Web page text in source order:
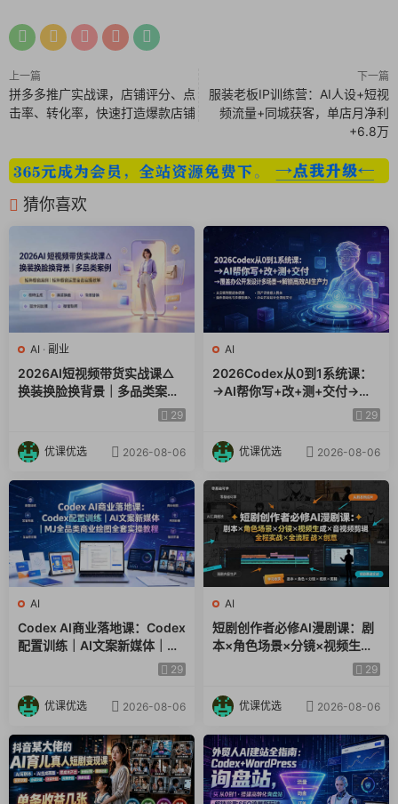
7.【实操课】批量生成图片-logo设计二.mp4
9.Coze的收费模式.mp4
10.全面了解Coze有哪些节点.mp4
11.如何申请阿里云百炼APIKEY.mp4
12.【实操课】搭建会议纪要工作流助手.mp4
13.深度了解大模型节点.mp4
14,如何写好提示词.mp4
15.【实操课】提取抖音视频文案并改写，存入飞书多维表
格.mp4
16.如何在Coze空间将工作流导入导出.mp4
17.深度了解知识库.mp4
18.【实操课】搭建电商A1客服-.mp4
19.【实操课】搭建电商AI客服二.mp4
20.AI视频生成都有哪些工具.mp4
21.【实操课】一键生成美女跳舞视频.mp4
22.【实操课】历史人物从小到大视频批量生成一.mp4
23.【实操课】历史人物从小到大视频批量合成加字幕二.mp4
24.初步了解剪映小助手.mp4
上一篇
拼多多推广实战课，店铺评分、点
击率、转化率，快速打造爆款店铺
下一篇
服装老板IP训练营：AI人设+短视
频流量+同城获客，单店月净利
+6.8万
猜你喜欢
AI · 副业
2026AI短视频带货实战课△
换装换脸换背景｜多品类案例
｜矩阵橱窗运营全套实操教学
29
优课优选 2026-08-06
AI
2026Codex从0到1系统课：
→AI帮你写+改+测+交付→覆
盖办公开发设计多场景→解锁29
优课优选 2026-08-06
AI
Codex AI商业落地课：Codex
配置训练｜AI文案新媒体｜MJ
全品类商业绘图全套实操教程
29
优课优选 2026-08-06
AI
短剧创作者必修AI漫剧课：剧
本×角色场景×分镜×视频生成
×音视频剪辑×全流程实战×创29
优课优选 2026-08-06